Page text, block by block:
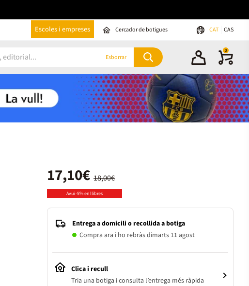
Escoles i empreses Cercador de botigues CAT CAS
Esborrar
0
18,00€
17,10€
Avui -5% en llibres
Entrega a domicili o recollida a botiga
Compra ara i ho rebràs dimarts 11 agost
Clica i recull
Tria una botiga i consulta l’entrega més ràpida